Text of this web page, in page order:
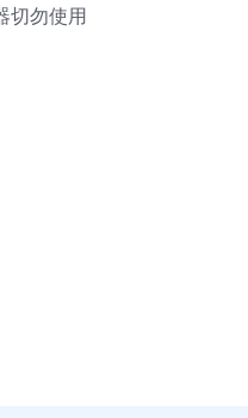
切勿使用